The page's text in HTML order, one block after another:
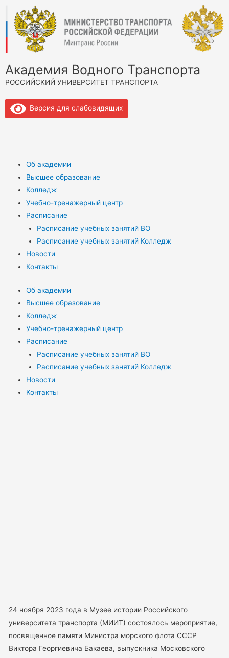
Академия Водного Транспорта
РОССИЙСКИЙ УНИВЕРСИТЕТ ТРАНСПОРТА
Версия для слабовидящих
Об академии
Высшее образование
Колледж
Учебно-тренажерный центр
Расписание
Расписание учебных занятий ВО
Расписание учебных занятий Колледж
Новости
Контакты
Об академии
Высшее образование
Колледж
Учебно-тренажерный центр
Расписание
Расписание учебных занятий ВО
Расписание учебных занятий Колледж
Новости
Контакты
24 ноября 2023 года в Музее истории Российского
университета транспорта (МИИТ) состоялось мероприятие,
посвященное памяти Министра морского флота СССР
Виктора Георгиевича Бакаева, выпускника Московского